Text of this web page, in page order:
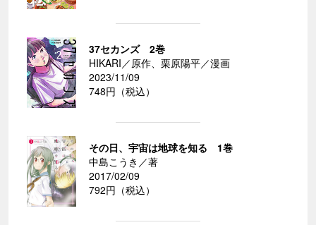
37セカンズ 2巻
HIKARI／原作、栗原陽平／漫画
2023/11/09
748円（税込）
その日、宇宙は地球を知る 1巻
中島こうき／著
2017/02/09
792円（税込）